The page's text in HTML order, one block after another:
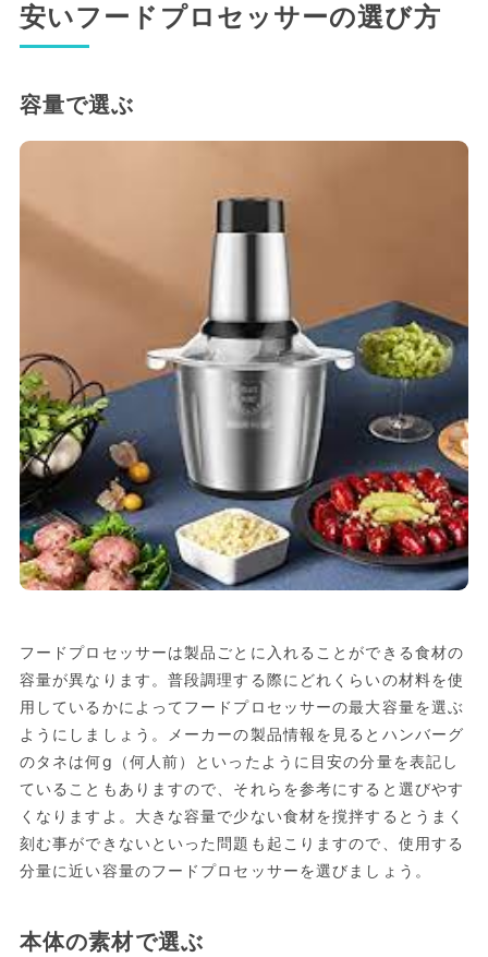
安いフードプロセッサーの選び方
容量で選ぶ
フードプロセッサーは製品ごとに入れることができる食材の
容量が異なります。普段調理する際にどれくらいの材料を使
用しているかによってフードプロセッサーの最大容量を選ぶ
ようにしましょう。メーカーの製品情報を見るとハンバーグ
のタネは何g（何人前）といったように目安の分量を表記し
ていることもありますので、それらを参考にすると選びやす
くなりますよ。大きな容量で少ない食材を撹拌するとうまく
刻む事ができないといった問題も起こりますので、使用する
分量に近い容量のフードプロセッサーを選びましょう。
本体の素材で選ぶ